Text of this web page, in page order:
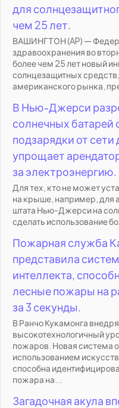
для
чем 25 лет.
ВАШИНГТОН (AP) —
здравоохранения во
более чем 25 лет новый
солнцезащитных
американского рынка,
В Нью-Джерси
солнечных
подзарядки от сети
упрощает
за электроэнергию.
Для тех, кто не может
на крыше, например, для
штата Нью-Джерси на
сделать использование
Пожарная служба
представила
интеллекта,
лесные пожары на
за 3 секунды.
В Ранчо Кукамонга
высокотехнологичный
пожаров. Новая система
использованием
способна
пожара на...
Загадочная акула